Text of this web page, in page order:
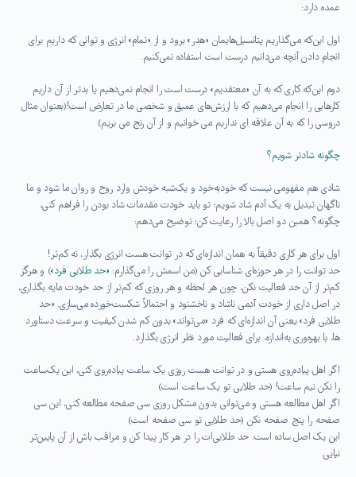
عمده دارد:
اول این‌که می‌گذاریم پتانسیل‌هایمان «هدر» برود و از «تمام» انرژی و توانی که داریم برای
انجام دادن آنچه می‌دانیم درست است استفاده نمی‌کنیم.
دوم این‌که کاری که به آن «معتقدیم» درست است را انجام نمی‌دهیم یا بدتر از آن داریم
کارهایی را انجام می‌دهیم که با ارزش‌های عمیق و شخصی ما در تعارض است!(بعنوان مثال
دروسی را که به آن علاقه ای نداریم می خوانیم و از آن رنج می بریم)
چگونه شادتر شویم؟
شادی هم مفهومی نیست که خودبه‌خود و یک‌شبه خودش وارد روح و روان ما شود و ما
ناگهان تبدیل به یک آدم شاد شویم؛ تو باید خودت مقدمات شاد بودن را فراهم کنی،
چگونه؟ همین دو اصل بالا را رعایت کن؛ توضیح می‌دهم:
اول برای هر کاری دقیقاً به همان اندازه‌ای که در توانت هست انرژی بگذار، نه کم‌تر!
حد توانت را در هر حوزه‌ای شناسایی کن (من اسمش را می‌گذارم: «حد طلایی فرد») و هرگز
کم‌تر از آن حد فعالیت نکن، چون هر لحظه و هر روزی که کم‌تر از حد خودت مایه بگذاری،
در اصل داری از خودت آدمی ناشاد و ناخشنود و احتمالاً شکست‌خورده می‌سازی. «حد
طلایی فرد» یعنی آن اندازه‌ای که فرد «می‌تواند» بدون کم شدن کیفیت و سرعت دستاورد
ها، با بهره‌وری به‌اندازه، برای فعالیت مورد نظر انرژی بگذارد.
اگر اهل پیاده‌روی هستی و در توانت هست روزی یک ساعت پیاده‌روی کنی، این یک‌ساعت
را نکن نیم ساعت! (حد طلایی تو یک ساعت است)
اگر اهل مطالعه هستی و می‌توانی بدون مشکل روزی سی صفحه مطالعه کنی، این سی
صفحه را پنج صفحه نکن (حد طلایی تو سی صفحه است)
این یک اصل ساده است:‌ حد طلایی‌ات را در هر کار پیدا کن و مراقب باش از آن پایین‌تر
نیایی.